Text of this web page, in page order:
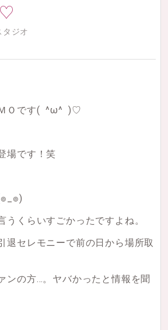
ジオ
Ｏです( ^ω^ )♡
場です！笑
_๏)
うくらいすごかったですよね。
退セレモニーで前の日から場所取
ンの方…。ヤバかったと情報を聞